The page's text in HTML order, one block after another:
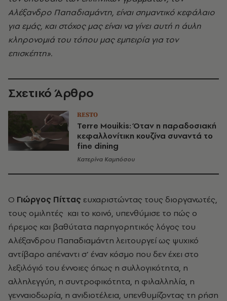
Αλέξανδρο Παπαδιαμάντη, είναι σημαντικό κεφάλαιο
για εμάς, και στόχος μας είναι να γίνει αυτή η άυλη
κληρονομιά του τόπου μας εμπειρία για τον
επισκέπτη».
Σχετικό Άρθρο
RESTO
Terre Mouikis: Όταν η παραδοσιακή
κεφαλλονίτικη κουζίνα συναντά το
fine dining
Κατερίνα Καμπόσου
Ο Γιώργος Πίττας ευχαριστώντας τους διοργανωτές,
τους ομιλητές και το κοινό, υπενθύμισε το πώς ο
ήρεμος και βαθύτατα παρηγορητικός λόγος του
Αλέξανδρου Παπαδιαμάντη λειτουργεί ως ψυχικό
αντίβαρο απέναντι σ’ έναν κόσμο που δεν έχει στο
λεξιλόγιό του έννοιες όπως η συλλογικότητα, η
αλληλεγγύη, η συντροφικότητα, η φιλαλληλία, η
γενναιοδωρία, η ανιδιοτέλεια, υπενθυμίζοντας τη ρήση